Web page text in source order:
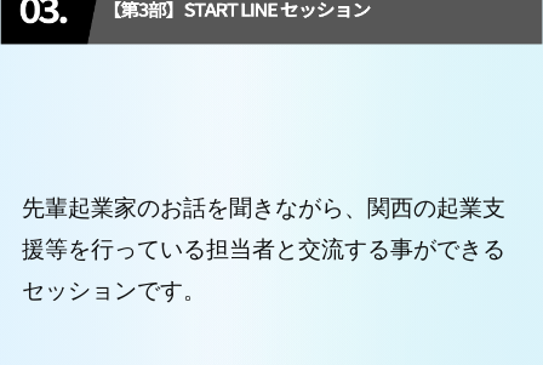
先輩起業家のお話を聞きながら、関西の起業支
援等を行っている担当者と交流する事ができる
セッションです。